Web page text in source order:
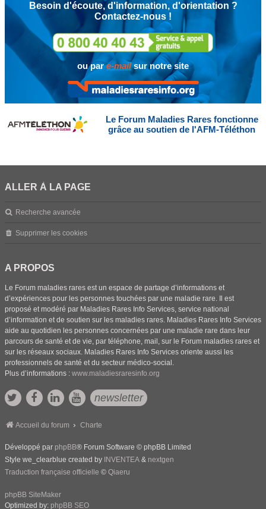
Besoin d'écoute, d'information, d'orientation ?
Contactez-nous !
ou pare-mailsur notre site
Le Forum Maladies Rares fonctionne
grâce au soutien de l'AFM-Téléthon
ALLER À LA PAGE
Recherche avancée
Supprimer les cookies
A PROPOS
Le Forum maladies rares est un espace de partage d’informations et
d’expériences pour les personnes touchées par une maladie rare. Il est
proposé et modéré par Maladies Rares Info Services, service national
d’information et de soutien sur les maladies rares. Maladies Rares Info Services
aide au quotidien les personnes concernées par une maladie rare dans leur
parcours de santé et de vie, par téléphone, mail, sur le Forum maladies rares et
sur les réseaux sociaux. Maladies Rares Info Services oriente aussi les
professionnels de santé et du secteur médico-social.
Plus d’informations : www.maladiesraresinfo.org
newsletter
Accueil du forum Charte
Développé par phpBB® Forum Software © phpBB Limited
Style we_clearblue created by INVENTEA & nextgen
Traduction française officielle © Qiaeru
phpBB SiteMaker
Optimized by: phpBB SEO